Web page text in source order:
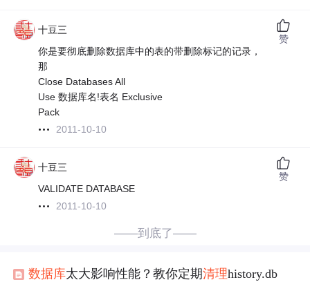
十豆三
你是要彻底删除数据库中的表的带删除标记的记录，
那
Close Databases All
Use 数据库名!表名 Exclusive
Pack
2011-10-10
赞
十豆三
VALIDATE DATABASE
2011-10-10
赞
——到底了——
数据库太大影响性能？教你定期清理history.db